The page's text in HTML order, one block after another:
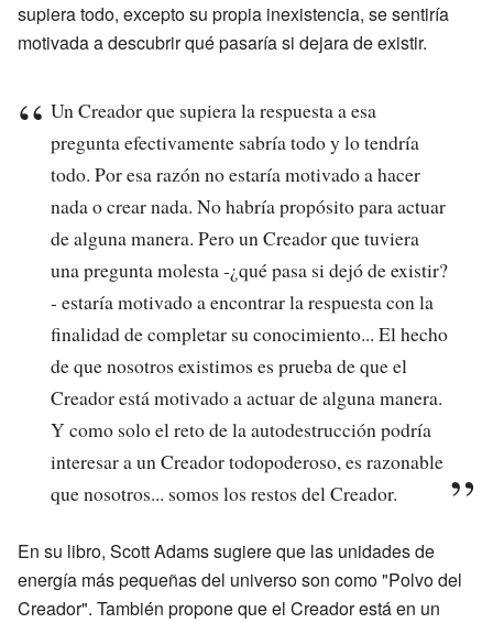
supiera todo, excepto su propia inexistencia, se sentiría
motivada a descubrir qué pasaría si dejara de existir.
Un Creador que supiera la respuesta a esa
pregunta efectivamente sabría todo y lo tendría
todo. Por esa razón no estaría motivado a hacer
nada o crear nada. No habría propósito para actuar
de alguna manera. Pero un Creador que tuviera
una pregunta molesta -¿qué pasa si dejó de existir?
- estaría motivado a encontrar la respuesta con la
finalidad de completar su conocimiento... El hecho
de que nosotros existimos es prueba de que el
Creador está motivado a actuar de alguna manera.
Y como solo el reto de la autodestrucción podría
interesar a un Creador todopoderoso, es razonable
que nosotros... somos los restos del Creador.
En su libro, Scott Adams sugiere que las unidades de
energía más pequeñas del universo son como "Polvo del
Creador". También propone que el Creador está en un